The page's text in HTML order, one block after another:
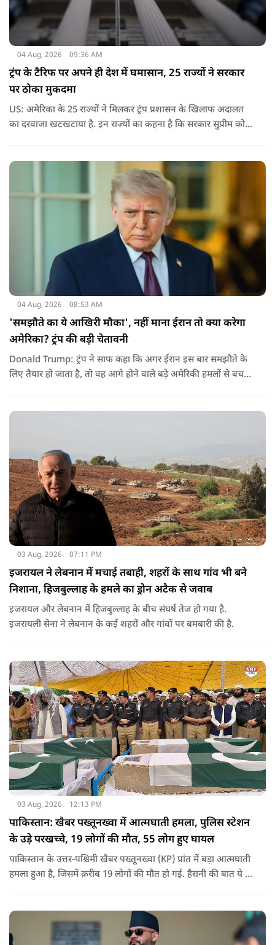
04 Aug, 2026 09:36 AM
ट्रंप के टैरिफ पर अपने ही देश में घमासान, 25 राज्यों ने सरकार
पर ठोका मुकदमा
US: अमेरिका के 25 राज्यों ने मिलकर ट्रंप प्रशासन के खिलाफ अदालत
का दरवाजा खटखटाया है. इन राज्यों का कहना है कि सरकार सुप्रीम कोर्ट
04 Aug, 2026 08:53 AM
'समझौते का ये आखिरी मौका', नहीं माना ईरान तो क्या करेगा
अमेरिका? ट्रंप की बड़ी चेतावनी
Donald Trump: ट्रंप ने साफ कहा कि अगर ईरान इस बार समझौते के
लिए तैयार हो जाता है, तो वह आगे होने वाले बड़े अमेरिकी हमलों से बच
03 Aug, 2026 07:11 PM
इजरायल ने लेबनान में मचाई तबाही, शहरों के साथ गांव भी बने
निशाना, हिजबुल्लाह के हमले का ड्रोन अटैक से जवाब
इजरायल और लेबनान में हिजबुल्लाह के बीच संघर्ष तेज हो गया है.
इजरायली सेना ने लेबनान के कई शहरों और गांवों पर बमबारी की है.
03 Aug, 2026 12:13 PM
पाकिस्तान: खैबर पख्तूनख्वा में आत्मघाती हमला, पुलिस स्टेशन
के उड़े परखच्चे, 19 लोगों की मौत, 55 लोग हुए घायल
पाकिस्तान के उत्तर-पश्चिमी खैबर पख्तूनख्वा (KP) प्रांत में बड़ा आत्मघाती
हमला हुआ है, जिसमें क़रीब 19 लोगों की मौत हो गई. हैरानी की बात ये है